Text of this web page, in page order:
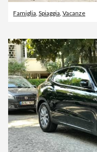
Famiglia, Spiaggia, Vacanze